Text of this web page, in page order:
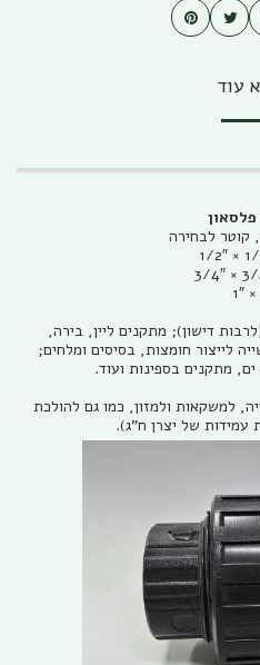
עוד
דישון); מתקנים ליין, בירה,
לייצור חומצות, בסיסים ומלחים;
מתקנים בספינות ועוד.
למשקאות ולמזון, כמו גם להולכת
עמידות של יצרן ח"ג).